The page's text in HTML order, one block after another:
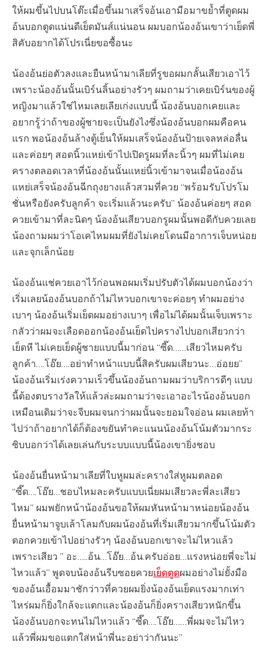
ให้ผมขึ้นไปบนโต๊ะเมื่อขึ้นมาเสร็จอ้นเอามือมาขย้ำที่ตูดผม
อ้นบอกตูดแน่นดีเย็ดมันส์แน่นอน ​ผมบอกน้องอ้นเขาว่าเย็ดพี่
สิคับอยากได้โปรเนี่ยขอซื้อนะ
น้องอ้นย่อตัวลงและยืนหน้ามาเลียที่รูขอผมกลั้นเสียวเอาไว้
เพราะน้องอ้นนั้นเบิร์น​ลิ้นอย่างรัวๆ ผมถามว่าเคยเบิร์น​ของผู้
หญิงมาแล้วใช่ไหมเลยเลียเก่งแบบนี้ น้องอ้นบอกเคยและ
อยากรู้ว่าถ้าของผู้ชายจะเป็นยังไงซึ่งน้องอ้นบอกผมคือคน
แรก พอน้องอ้นล้างตู้เย็น​ให้ผมเสร็จน้องอ้นป้ายเจลหล่อลื่น
และค่อยๆ สอดนิ้วแหย่เข้าไปเปิดรูผมที่ละนิ้วๆ ผมที่ไม่เคย
ครางตลอดเวลาที่น้องอ้นนั้นแหย่นิ้วเข้ามาจนเมื่อน้องอ้น
แหย่เสร็จน้องอ้นฉีกถุงยางแล้วสวมที่ควย​ “พร้อมรับโปรโม
ชั่น​หรือยังครับลูกค้า จะเริ่มแล้วนะครับ” น้องอ้นค่อยๆ สอด
ควยเข้ามาที่ละนิดๆ น้องอ้นเสียวบอกรูผมนั้นพอดีกับควยเลย
น้องถามผมว่าโอเคไหมผมที่ยังไม่เคยโดนมีอาการ​เจ็บหน่อย
และจุกเล็กน้อย
น้องอ้นแช่ควยเอาไว้ก่อนพอผมเริ่มปรับตัวได้ผมบอกน้องว่า
เริ่มเลยน้องอ้นบอกถ้าไม่ไหวบอกเขาจะค่อยๆ ทำผมอย่าง
เบาๆ น้องอ้นเริ่มเย็ดผมอย่างเบาๆ เพื่อไม่ได้ผมนั้นเจ็บเพราะ
กลัวว่าผมจะเลือดออกน้องอ้นเย็ดไปครางไปบอกเสียวกว่า
เย็ดหี ไม่เคยเย็ดผู้ชายแบบนี้มาก่อน​ “ซี๊ด……เสียวไหมครับ
ลูกค้า….โอ๊ย….อย่าทำหน้าแบบนี้สิครับผมเสียวนะ…อ่อยย”
น้องอ้นเริ่มเร่งความเร็วขึ้นน้องอ้นถามผมว่าบริการดีๆ แบบ
นี้ต้องตบรางวัลให้แล้วล่ะผมถามว่าจะเอาอะไรน้องอ้นบอก
เหมือนเดิมว่าจะจีบผมจนกว่าผมนั้นจะยอมใจอ่อน ผมเลยท้า
ไปว่าถ้าอยากได้ก็ต้องขยันทำคะแนนน้องอ้นโน้มตัวมากระ
ซิบบอกว่าได้เลยเล่นกับระบบแบบนี้น้องเขายิ่งชอบ
น้องอ้นยื่นหน้ามาเลียที่ใบหูผมล่ะครางใส่หูผมตลอด​
“ซี๊ด….โอ๊ย…ชอบไหมละครับแบบเนี่ยผมเสียวละพี่ละเสียว
ไหม” ผมพยักหน้าน้องอ้นขอให้ผมหันหน้ามาหน่อยน้องอ้น
ยื่นหน้ามาจูบเล้าโลม​กับผมน้องอ้นที่เริ่มเสียวมากขึ้นโน้มตัว
ตอกควยเข้าไปอย่างรัวๆ น้องอ้นบอกเขาจะไม่ไหวแล้ว
เพราะเสียว​ ” อะ…..อ้น…โอ๊ย…อ้น.ครับอ่อย…แรงหน่อยพี่จะไม่
ไหวแล้ว” พูดจบน้องอ้นรีบซอยควยเย็ดตูดผมอย่างไม่ยั้งมือ
ของอ้นเอื้อมมาชักว่าวที่ควยผมยิ่งน้องอ้นเย็ดแรงมากเท่า
ไหร่ผมก็ยิ่งใกล้จะแตกและน้องอ้นก็ยิ่งครางเสียวหนักขึ้น
น้องอ้นบอกจะทนไม่ไหวแล้ว​ “ซี๊ด….โอ๊ย……พี่ผมจะไม่ไหว
แล้วพี่ผมขอแตกใส่หน้าพี่นะอย่าว่ากันนะ”